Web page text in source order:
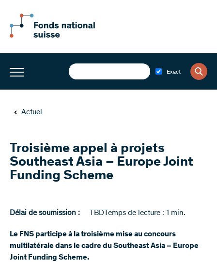
Exact
Actuel
Troisième appel à projets
Southeast Asia – Europe Joint
Funding Scheme
Délai de soumission : TBD Temps de lecture : 1 min.
Le FNS participe à la troisième mise au concours
multilatérale dans le cadre du Southeast Asia – Europe
Joint Funding Scheme.